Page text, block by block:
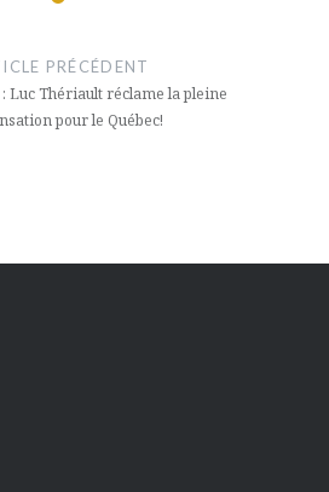
PRÉCÉDENT
Luc Thériault réclame la pleine
pour le Québec!